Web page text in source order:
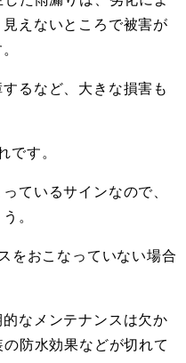
えないところで被害が
るなど、大きな損害も
です。
ているサインなので、
。
をおこなっていない場合
なメンテナンスは欠か
防水効果などが切れて